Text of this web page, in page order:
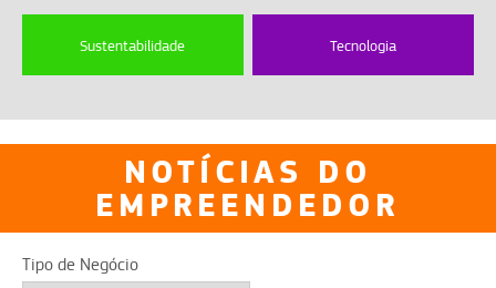
Sustentabilidade Tecnologia
NOTÍCIAS DO
EMPREENDEDOR
Tipo de Negócio